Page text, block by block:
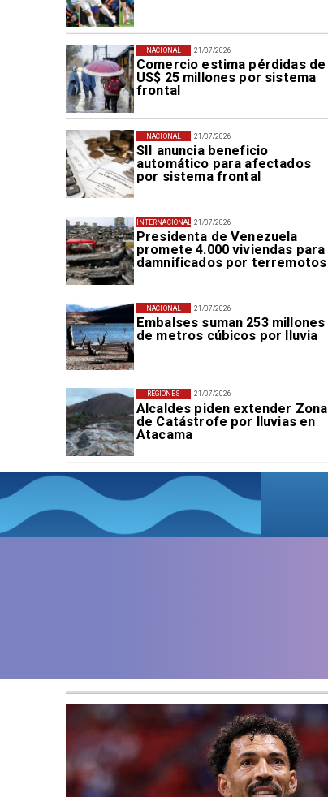
21/07/2026
Comercio estima pérdidas de
US$ 25 millones por sistema
frontal
NACIONAL
21/07/2026
SII anuncia beneficio
automático para afectados
por sistema frontal
NACIONAL
21/07/2026
Presidenta de Venezuela
promete 4.000 viviendas para
damnificados por terremotos
INTERNACIONAL
21/07/2026
Embalses suman 253 millones
de metros cúbicos por lluvia
NACIONAL
21/07/2026
Alcaldes piden extender Zona
de Catástrofe por lluvias en
Atacama
REGIONES